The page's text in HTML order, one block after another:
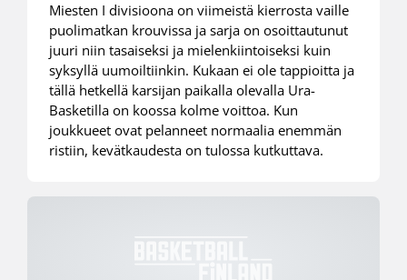
Miesten I divisioona on viimeistä kierrosta vaille
puolimatkan krouvissa ja sarja on osoittautunut
juuri niin tasaiseksi ja mielenkiintoiseksi kuin
syksyllä uumoiltiinkin. Kukaan ei ole tappioitta ja
tällä hetkellä karsijan paikalla olevalla Ura-
Basketilla on koossa kolme voittoa. Kun
joukkueet ovat pelanneet normaalia enemmän
ristiin, kevätkaudesta on tulossa kutkuttava.